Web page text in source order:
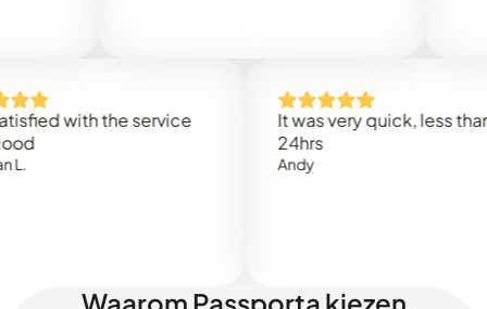
with the service
It was very quick, less than
Waarom Passporta kiezen